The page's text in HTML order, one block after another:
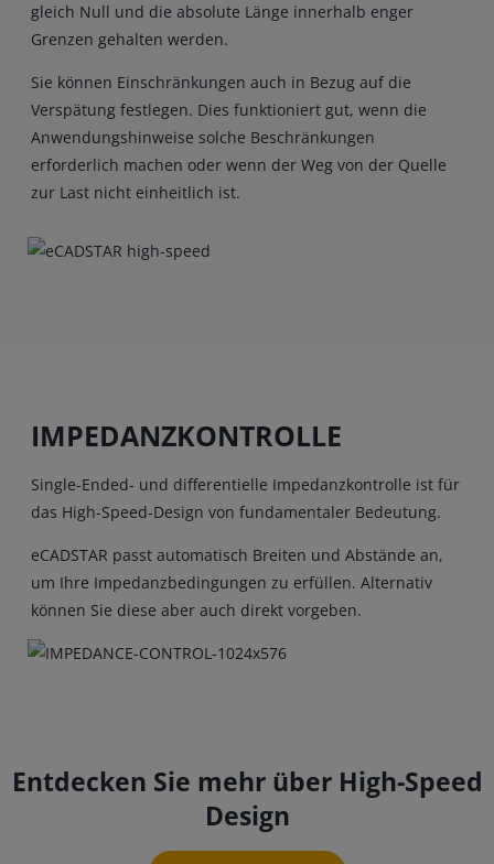
gleich Null und die absolute Länge innerhalb enger
Grenzen gehalten werden.
Sie können Einschränkungen auch in Bezug auf die
Verspätung festlegen. Dies funktioniert gut, wenn die
Anwendungshinweise solche Beschränkungen
erforderlich machen oder wenn der Weg von der Quelle
zur Last nicht einheitlich ist.
IMPEDANZKONTROLLE
Single-Ended- und differentielle Impedanzkontrolle ist für
das High-Speed-Design von fundamentaler Bedeutung.
eCADSTAR passt automatisch Breiten und Abstände an,
um Ihre Impedanzbedingungen zu erfüllen. Alternativ
können Sie diese aber auch direkt vorgeben.
Entdecken Sie mehr über High-Speed
Design